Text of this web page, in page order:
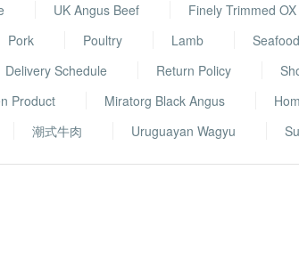
UK Angus Beef Finely Trimmed
Pork Poultry Lamb
Delivery Schedule Return Policy
Product Miratorg Black Angus
潮式牛肉 Uruguayan Wagyu